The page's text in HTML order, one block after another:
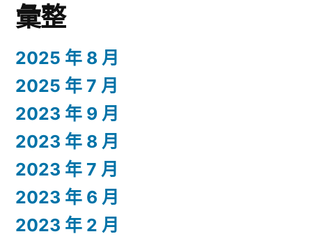
彙整
2025 年 8 月
2025 年 7 月
2023 年 9 月
2023 年 8 月
2023 年 7 月
2023 年 6 月
2023 年 2 月